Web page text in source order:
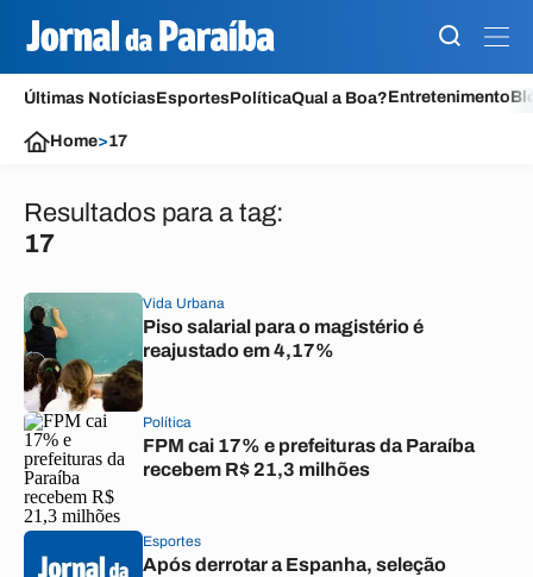
Últimas NotíciasEsportesPolíticaQual a Boa?Entretenimento
Home>17
Resultados para a tag:
17
Vida Urbana
Piso salarial para o magistério é
reajustado em 4,17%
Política
FPM cai 17% e prefeituras da Paraíba
recebem R$ 21,3 milhões
Esportes
Após derrotar a Espanha, seleção